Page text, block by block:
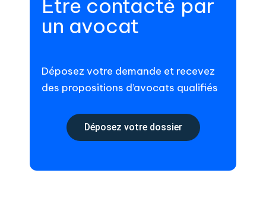
Être contacté par
un avocat
Déposez votre demande et recevez
des propositions d’avocats qualifiés
Déposez votre dossier